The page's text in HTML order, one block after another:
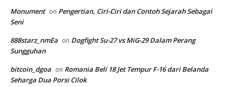
Monument on Pengertian, Ciri-Ciri dan Contoh Sejarah Sebagai
Seni
888starz_nmEa on Dogfight Su-27 vs MiG-29 Dalam Perang
Sungguhan
bitcoin_dgoa on Romania Beli 18 Jet Tempur F-16 dari Belanda
Seharga Dua Porsi Cilok